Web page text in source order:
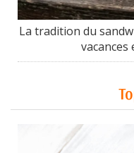
La tradition du
vacances